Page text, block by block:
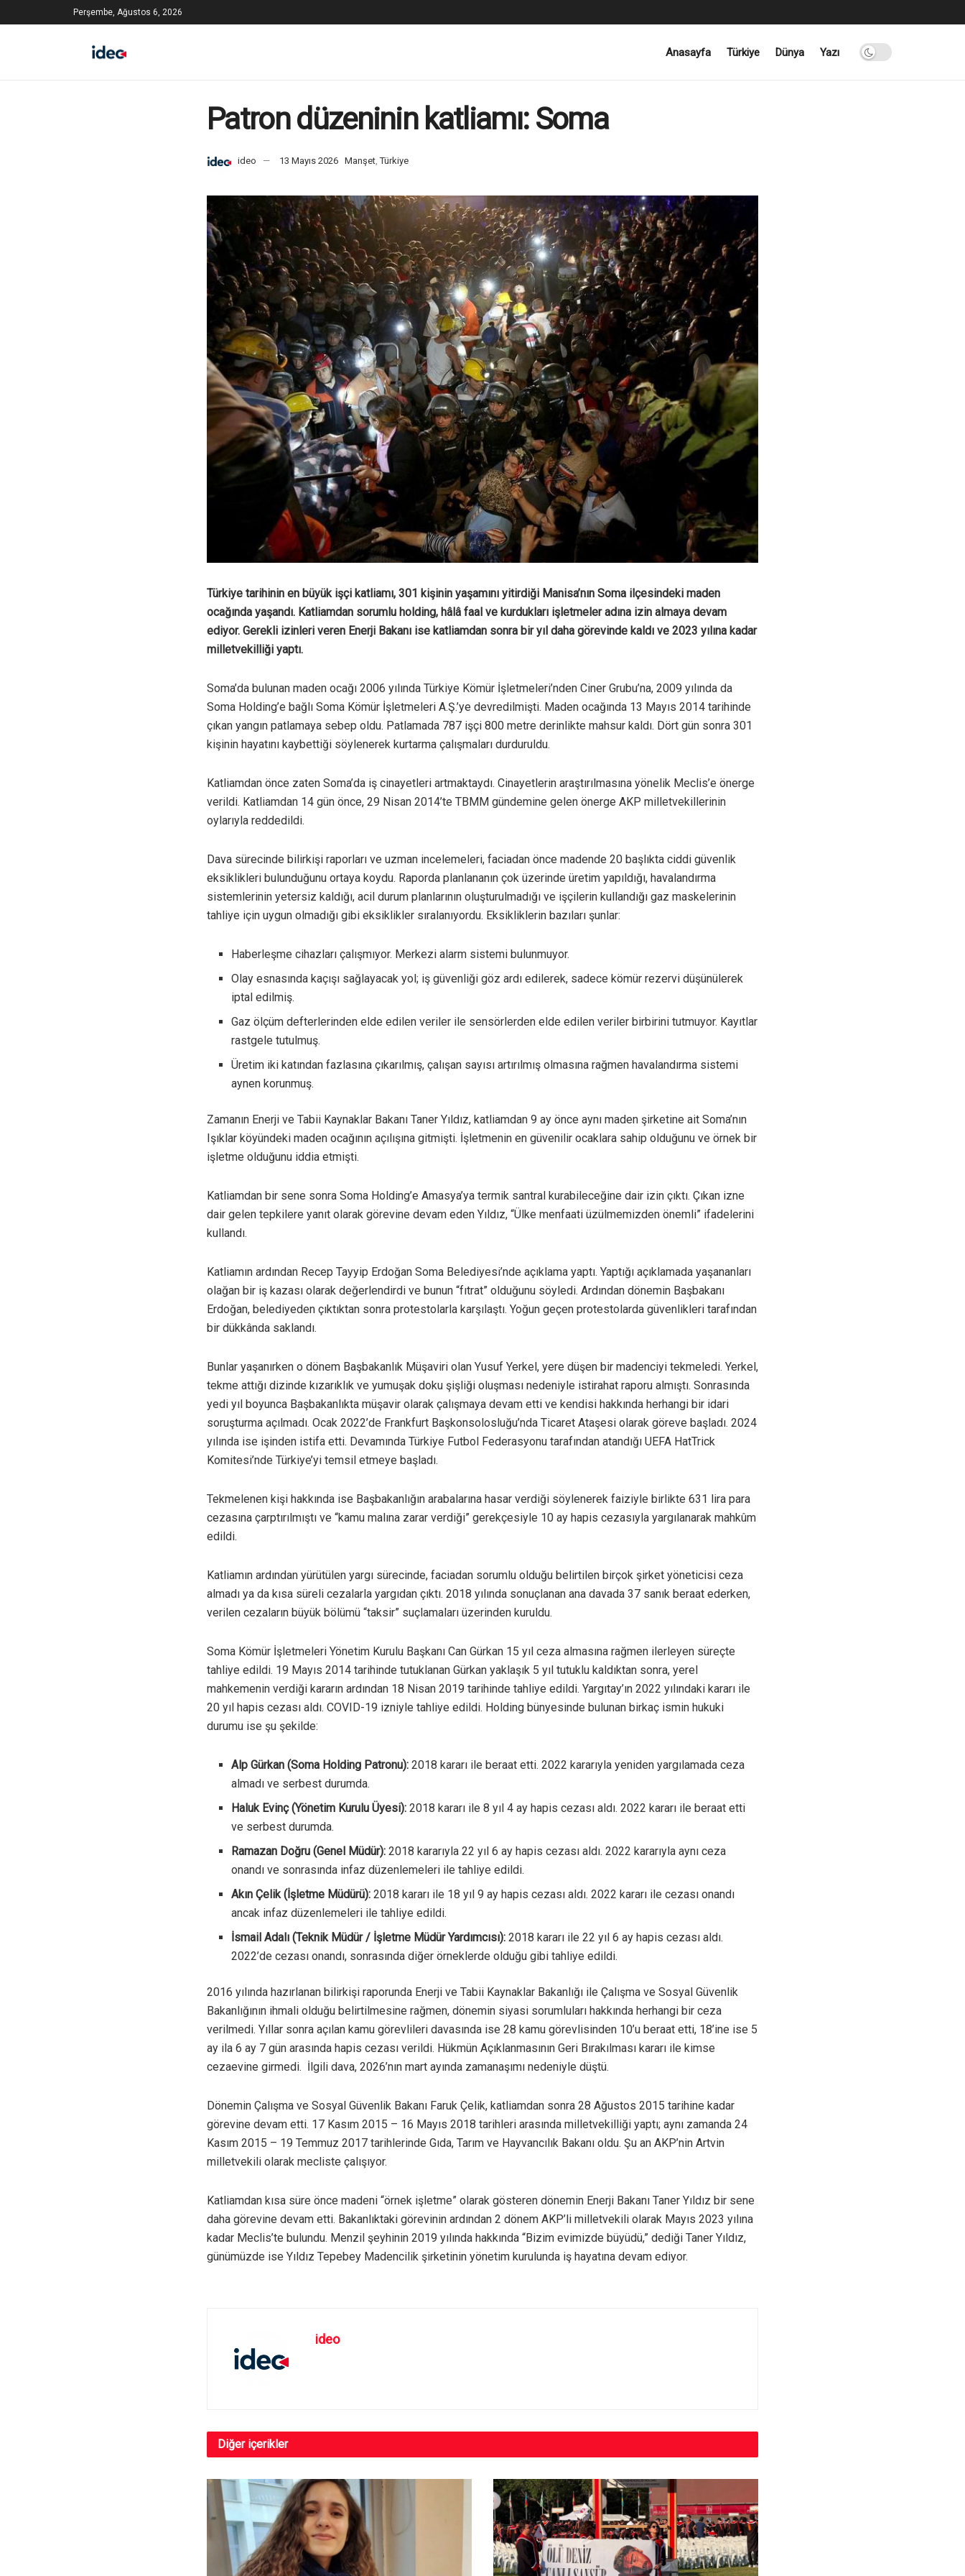
Perşembe, Ağustos 6, 2026
Anasayfa Türkiye Dünya Yazı
Patron düzeninin katliamı: Soma
ideo 13 Mayıs 2026 Manşet ,Türkiye
Türkiye tarihinin en büyük işçi katliamı, 301 kişinin yaşamını yitirdiği Manisa’nın Soma ilçesindeki maden
ocağında yaşandı. Katliamdan sorumlu holding, hâlâ faal ve kurdukları işletmeler adına izin almaya devam
ediyor. Gerekli izinleri veren Enerji Bakanı ise katliamdan sonra bir yıl daha görevinde kaldı ve 2023 yılına kadar
milletvekilliği yaptı.
Soma’da bulunan maden ocağı 2006 yılında Türkiye Kömür İşletmeleri’nden Ciner Grubu’na, 2009 yılında da
Soma Holding’e bağlı Soma Kömür İşletmeleri A.Ş.’ye devredilmişti. Maden ocağında 13 Mayıs 2014 tarihinde
çıkan yangın patlamaya sebep oldu. Patlamada 787 işçi 800 metre derinlikte mahsur kaldı. Dört gün sonra 301
kişinin hayatını kaybettiği söylenerek kurtarma çalışmaları durduruldu.
Katliamdan önce zaten Soma’da iş cinayetleri artmaktaydı. Cinayetlerin araştırılmasına yönelik Meclis’e önerge
verildi. Katliamdan 14 gün önce, 29 Nisan 2014’te TBMM gündemine gelen önerge AKP milletvekillerinin
oylarıyla reddedildi.
Dava sürecinde bilirkişi raporları ve uzman incelemeleri, faciadan önce madende 20 başlıkta ciddi güvenlik
eksiklikleri bulunduğunu ortaya koydu. Raporda planlananın çok üzerinde üretim yapıldığı, havalandırma
sistemlerinin yetersiz kaldığı, acil durum planlarının oluşturulmadığı ve işçilerin kullandığı gaz maskelerinin
tahliye için uygun olmadığı gibi eksiklikler sıralanıyordu. Eksikliklerin bazıları şunlar:
Haberleşme cihazları çalışmıyor. Merkezi alarm sistemi bulunmuyor.
Olay esnasında kaçışı sağlayacak yol; iş güvenliği göz ardı edilerek, sadece kömür rezervi düşünülerek
iptal edilmiş.
Gaz ölçüm defterlerinden elde edilen veriler ile sensörlerden elde edilen veriler birbirini tutmuyor. Kayıtlar
rastgele tutulmuş.
Üretim iki katından fazlasına çıkarılmış, çalışan sayısı artırılmış olmasına rağmen havalandırma sistemi
aynen korunmuş.
Zamanın Enerji ve Tabii Kaynaklar Bakanı Taner Yıldız, katliamdan 9 ay önce aynı maden şirketine ait Soma’nın
Işıklar köyündeki maden ocağının açılışına gitmişti. İşletmenin en güvenilir ocaklara sahip olduğunu ve örnek bir
işletme olduğunu iddia etmişti.
Katliamdan bir sene sonra Soma Holding’e Amasya’ya termik santral kurabileceğine dair izin çıktı. Çıkan izne
dair gelen tepkilere yanıt olarak görevine devam eden Yıldız, “Ülke menfaati üzülmemizden önemli” ifadelerini
kullandı.
Katliamın ardından Recep Tayyip Erdoğan Soma Belediyesi’nde açıklama yaptı. Yaptığı açıklamada yaşananları
olağan bir iş kazası olarak değerlendirdi ve bunun “fıtrat” olduğunu söyledi. Ardından dönemin Başbakanı
Erdoğan, belediyeden çıktıktan sonra protestolarla karşılaştı. Yoğun geçen protestolarda güvenlikleri tarafından
bir dükkânda saklandı.
Bunlar yaşanırken o dönem Başbakanlık Müşaviri olan Yusuf Yerkel, yere düşen bir madenciyi tekmeledi. Yerkel,
tekme attığı dizinde kızarıklık ve yumuşak doku şişliği oluşması nedeniyle istirahat raporu almıştı. Sonrasında
yedi yıl boyunca Başbakanlıkta müşavir olarak çalışmaya devam etti ve kendisi hakkında herhangi bir idari
soruşturma açılmadı. Ocak 2022’de Frankfurt Başkonsolosluğu’nda Ticaret Ataşesi olarak göreve başladı. 2024
yılında ise işinden istifa etti. Devamında Türkiye Futbol Federasyonu tarafından atandığı UEFA HatTrick
Komitesi’nde Türkiye’yi temsil etmeye başladı.
Tekmelenen kişi hakkında ise Başbakanlığın arabalarına hasar verdiği söylenerek faiziyle birlikte 631 lira para
cezasına çarptırılmıştı ve “kamu malına zarar verdiği” gerekçesiyle 10 ay hapis cezasıyla yargılanarak mahkûm
edildi.
Katliamın ardından yürütülen yargı sürecinde, faciadan sorumlu olduğu belirtilen birçok şirket yöneticisi ceza
almadı ya da kısa süreli cezalarla yargıdan çıktı. 2018 yılında sonuçlanan ana davada 37 sanık beraat ederken,
verilen cezaların büyük bölümü “taksir” suçlamaları üzerinden kuruldu.
Soma Kömür İşletmeleri Yönetim Kurulu Başkanı Can Gürkan 15 yıl ceza almasına rağmen ilerleyen süreçte
tahliye edildi. 19 Mayıs 2014 tarihinde tutuklanan Gürkan yaklaşık 5 yıl tutuklu kaldıktan sonra, yerel
mahkemenin verdiği kararın ardından 18 Nisan 2019 tarihinde tahliye edildi. Yargıtay’ın 2022 yılındaki kararı ile
20 yıl hapis cezası aldı. COVID-19 izniyle tahliye edildi. Holding bünyesinde bulunan birkaç ismin hukuki
durumu ise şu şekilde:
Alp Gürkan (Soma Holding Patronu): 2018 kararı ile beraat etti. 2022 kararıyla yeniden yargılamada ceza
almadı ve serbest durumda.
Haluk Evinç (Yönetim Kurulu Üyesi): 2018 kararı ile 8 yıl 4 ay hapis cezası aldı. 2022 kararı ile beraat etti
ve serbest durumda.
Ramazan Doğru (Genel Müdür): 2018 kararıyla 22 yıl 6 ay hapis cezası aldı. 2022 kararıyla aynı ceza
onandı ve sonrasında infaz düzenlemeleri ile tahliye edildi.
Akın Çelik (İşletme Müdürü): 2018 kararı ile 18 yıl 9 ay hapis cezası aldı. 2022 kararı ile cezası onandı
ancak infaz düzenlemeleri ile tahliye edildi.
İsmail Adalı (Teknik Müdür / İşletme Müdür Yardımcısı): 2018 kararı ile 22 yıl 6 ay hapis cezası aldı.
2022’de cezası onandı, sonrasında diğer örneklerde olduğu gibi tahliye edildi.
2016 yılında hazırlanan bilirkişi raporunda Enerji ve Tabii Kaynaklar Bakanlığı ile Çalışma ve Sosyal Güvenlik
Bakanlığının ihmali olduğu belirtilmesine rağmen, dönemin siyasi sorumluları hakkında herhangi bir ceza
verilmedi. Yıllar sonra açılan kamu görevlileri davasında ise 28 kamu görevlisinden 10’u beraat etti, 18’ine ise 5
ay ila 6 ay 7 gün arasında hapis cezası verildi. Hükmün Açıklanmasının Geri Bırakılması kararı ile kimse
cezaevine girmedi. İlgili dava, 2026’nın mart ayında zamanaşımı nedeniyle düştü.
Dönemin Çalışma ve Sosyal Güvenlik Bakanı Faruk Çelik, katliamdan sonra 28 Ağustos 2015 tarihine kadar
görevine devam etti. 17 Kasım 2015 – 16 Mayıs 2018 tarihleri arasında milletvekilliği yaptı; aynı zamanda 24
Kasım 2015 – 19 Temmuz 2017 tarihlerinde Gıda, Tarım ve Hayvancılık Bakanı oldu. Şu an AKP’nin Artvin
milletvekili olarak mecliste çalışıyor.
Katliamdan kısa süre önce madeni “örnek işletme” olarak gösteren dönemin Enerji Bakanı Taner Yıldız bir sene
daha görevine devam etti. Bakanlıktaki görevinin ardından 2 dönem AKP’li milletvekili olarak Mayıs 2023 yılına
kadar Meclis’te bulundu. Menzil şeyhinin 2019 yılında hakkında “Bizim evimizde büyüdü,” dediği Taner Yıldız,
günümüzde ise Yıldız Tepebey Madencilik şirketinin yönetim kurulunda iş hayatına devam ediyor.
ideo
Diğer içerikler